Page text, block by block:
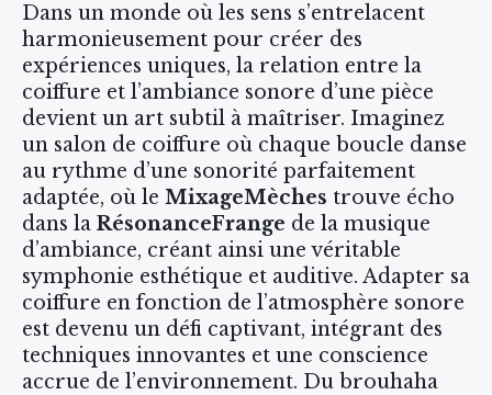
Dans un monde où les sens s’entrelacent
harmonieusement pour créer des
expériences uniques, la relation entre la
coiffure et l’ambiance sonore d’une pièce
devient un art subtil à maîtriser. Imaginez
un salon de coiffure où chaque boucle danse
au rythme d’une sonorité parfaitement
adaptée, où le MixageMèches trouve écho
dans la RésonanceFrange de la musique
d’ambiance, créant ainsi une véritable
symphonie esthétique et auditive. Adapter sa
coiffure en fonction de l’atmosphère sonore
est devenu un défi captivant, intégrant des
techniques innovantes et une conscience
accrue de l’environnement. Du brouhaha